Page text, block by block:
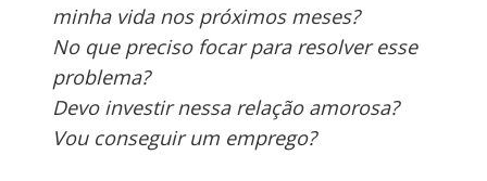
minha vida nos próximos meses?
No que preciso focar para resolver esse
problema?
Devo investir nessa relação amorosa?
Vou conseguir um emprego?